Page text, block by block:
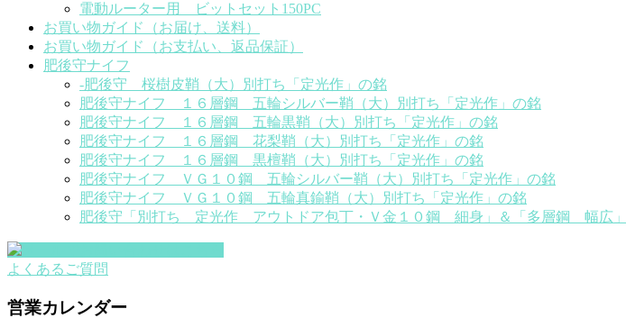
電動ルーター用 ビットセット150PC
お買い物ガイド（お届け、送料）
お買い物ガイド（お支払い、返品保証）
肥後守ナイフ
-肥後守 桜樹皮鞘（大）別打ち「定光作」の銘
肥後守ナイフ １６層鋼 五輪シルバー鞘（大）別打ち「定光作」の銘
肥後守ナイフ １６層鋼 五輪黒鞘（大）別打ち「定光作」の銘
肥後守ナイフ １６層鋼 花梨鞘（大）別打ち「定光作」の銘
肥後守ナイフ １６層鋼 黒檀鞘（大）別打ち「定光作」の銘
肥後守ナイフ ＶＧ１０鋼 五輪シルバー鞘（大）別打ち「定光作」の銘
肥後守ナイフ ＶＧ１０鋼 五輪真鍮鞘（大）別打ち「定光作」の銘
肥後守「別打ち 定光作 アウトドア包丁・Ｖ金１０鋼 細身」＆「多層鋼 幅広」
よくあるご質問
営業カレンダー